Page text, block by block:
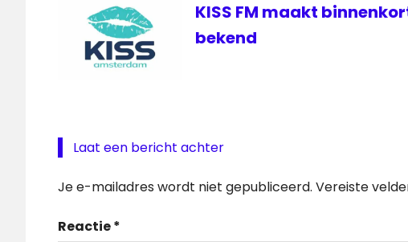
KISS FM maakt
bekend
Laat een bericht achter
Je e-mailadres wordt niet gepubliceerd. Vereiste
Reactie*